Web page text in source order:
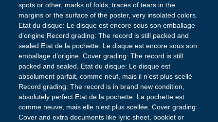
spots or other, marks of folds, traces of tears in the
margins or the surface of the poster, very insolated colors.
Etat du disque: Le disque est encore sous son emballage
d’origine Record grading: The record is still packed and
sealed Etat de la pochette: Le disque est encore sous son
emballage d’origine. Cover grading: The record is still
packed and sealed. Etat du disque: Le disque est
absolument parfait, comme neuf, mais il n’est plus scellé
Record grading: The record is in brand new condition,
absolutely perfect Etat de la pochette: La pochette est
comme neuve, mais elle n’est plus scellée. Cover grading:
Cover and extra documents like lyric sheet, booklet or